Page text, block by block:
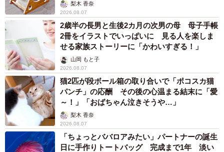
梨木 香奈
2026.08.07
2歳半の長男と生後2カ月の次男の母 母子手帳
2冊をイラストでいっぱいに 見る人を楽しま
せる家族ストーリーに「かわいすぎる！」
山岡 もと子
2026.08.07
猫2匹が段ボール箱の取り合いで「ポコスカ猫
パンチ」の応酬 その後の心温まる結末に「愛
～！」「おばちゃん泣きそうや…」
梨木 香奈
2026.08.07
「ちょっとババロアみたい」パートナーの誕生
日に手作りトートバッグ 完成まで1年 淡い